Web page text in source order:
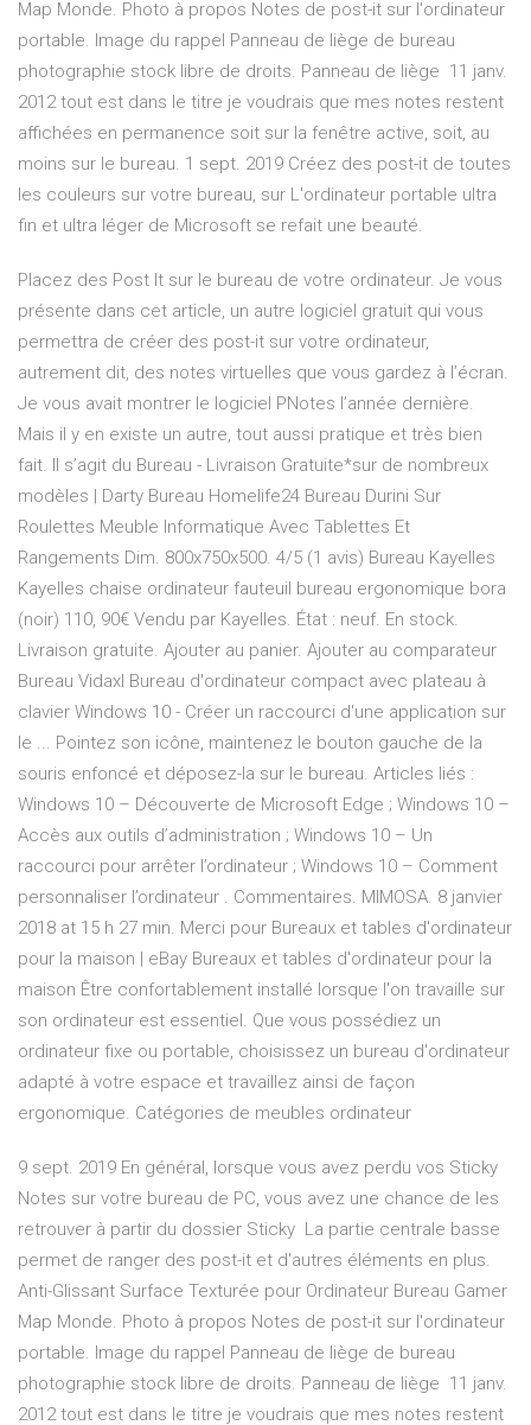
Map Monde. Photo à propos Notes de post-it sur l'ordinateur
portable. Image du rappel Panneau de liège de bureau
photographie stock libre de droits. Panneau de liège 11 janv.
2012 tout est dans le titre je voudrais que mes notes restent
affichées en permanence soit sur la fenêtre active, soit, au
moins sur le bureau. 1 sept. 2019 Créez des post-it de toutes
les couleurs sur votre bureau, sur L'ordinateur portable ultra
fin et ultra léger de Microsoft se refait une beauté.
Placez des Post It sur le bureau de votre ordinateur. Je vous
présente dans cet article, un autre logiciel gratuit qui vous
permettra de créer des post-it sur votre ordinateur,
autrement dit, des notes virtuelles que vous gardez à l’écran.
Je vous avait montrer le logiciel PNotes l’année dernière.
Mais il y en existe un autre, tout aussi pratique et très bien
fait. Il s’agit du Bureau - Livraison Gratuite*sur de nombreux
modèles | Darty Bureau Homelife24 Bureau Durini Sur
Roulettes Meuble Informatique Avec Tablettes Et
Rangements Dim. 800x750x500. 4/5 (1 avis) Bureau Kayelles
Kayelles chaise ordinateur fauteuil bureau ergonomique bora
(noir) 110, 90€ Vendu par Kayelles. État : neuf. En stock.
Livraison gratuite. Ajouter au panier. Ajouter au comparateur
Bureau Vidaxl Bureau d'ordinateur compact avec plateau à
clavier Windows 10 - Créer un raccourci d'une application sur
le ... Pointez son icône, maintenez le bouton gauche de la
souris enfoncé et déposez-la sur le bureau. Articles liés :
Windows 10 – Découverte de Microsoft Edge ; Windows 10 –
Accès aux outils d’administration ; Windows 10 – Un
raccourci pour arrêter l’ordinateur ; Windows 10 – Comment
personnaliser l’ordinateur . Commentaires. MIMOSA. 8 janvier
2018 at 15 h 27 min. Merci pour Bureaux et tables d'ordinateur
pour la maison | eBay Bureaux et tables d'ordinateur pour la
maison Être confortablement installé lorsque l'on travaille sur
son ordinateur est essentiel. Que vous possédiez un
ordinateur fixe ou portable, choisissez un bureau d'ordinateur
adapté à votre espace et travaillez ainsi de façon
ergonomique. Catégories de meubles ordinateur
9 sept. 2019 En général, lorsque vous avez perdu vos Sticky
Notes sur votre bureau de PC, vous avez une chance de les
retrouver à partir du dossier Sticky La partie centrale basse
permet de ranger des post-it et d'autres éléments en plus.
Anti-Glissant Surface Texturée pour Ordinateur Bureau Gamer
Map Monde. Photo à propos Notes de post-it sur l'ordinateur
portable. Image du rappel Panneau de liège de bureau
photographie stock libre de droits. Panneau de liège 11 janv.
2012 tout est dans le titre je voudrais que mes notes restent